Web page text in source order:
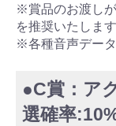
※賞品のお渡し
を推奨いたします
※各種音声デー
●C賞：ア
選確率